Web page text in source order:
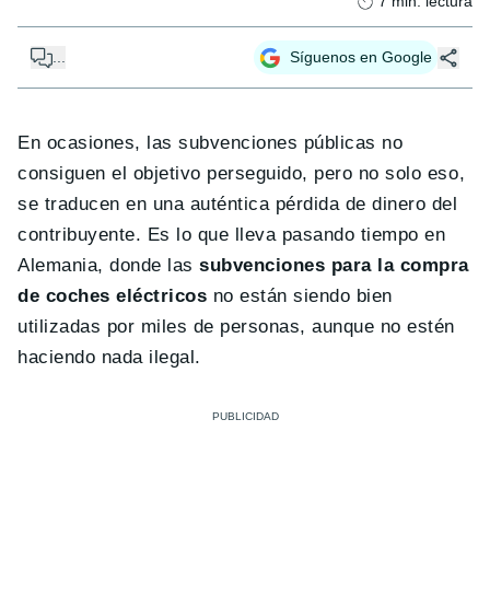
... Síguenos en Google
En ocasiones, las subvenciones públicas no
consiguen el objetivo perseguido, pero no solo eso,
se traducen en una auténtica pérdida de dinero del
contribuyente. Es lo que lleva pasando tiempo en
Alemania, donde lassubvenciones para la compra
de coches eléctricos no están siendo bien
utilizadas por miles de personas, aunque no estén
haciendo nada ilegal.